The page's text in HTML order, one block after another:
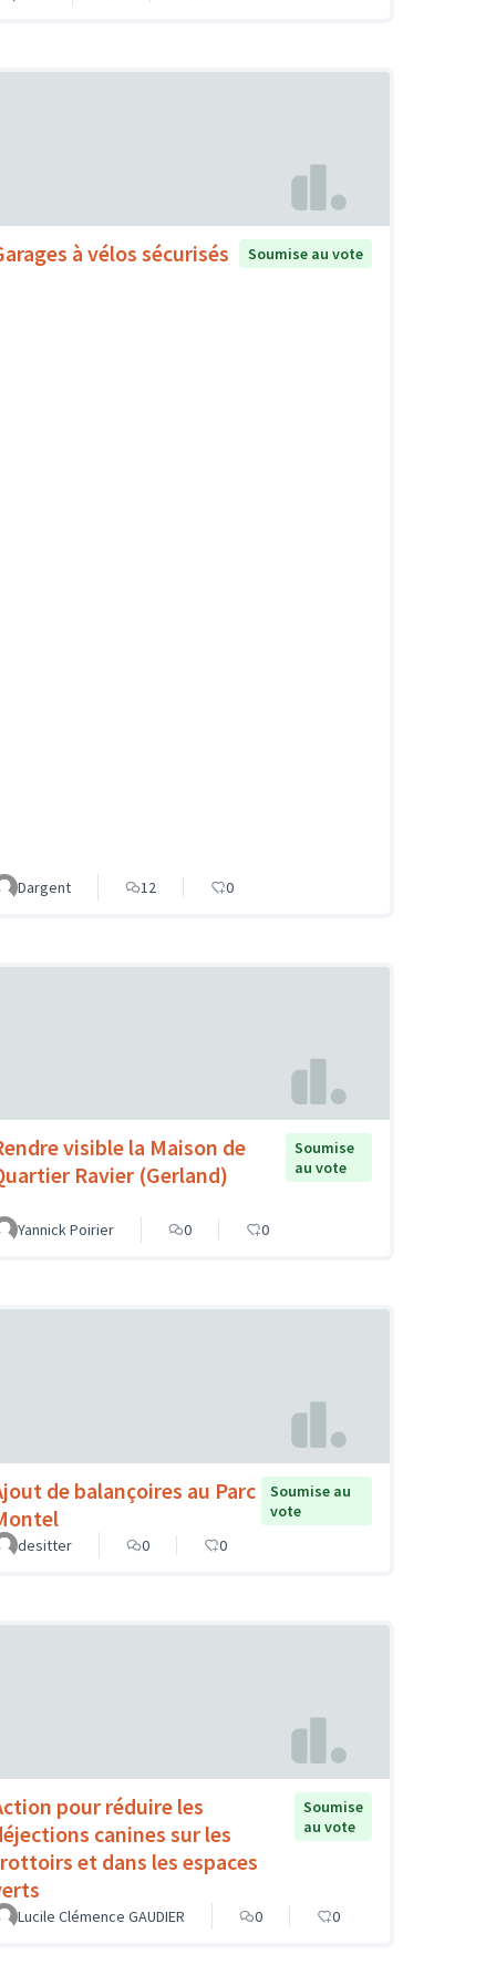
à vélos sécurisés Soumise au vote
Dargent 12 0
visible la Maison de
Ravier (Gerland)
Soumise
au vote
Yannick Poirier 0 0
de balançoires au Parc
Soumise au
vote
desitter
0 0
pour réduire les
canines sur les
et dans les espaces
Soumise
au vote
Lucile Clémence GAUDIER 0 0